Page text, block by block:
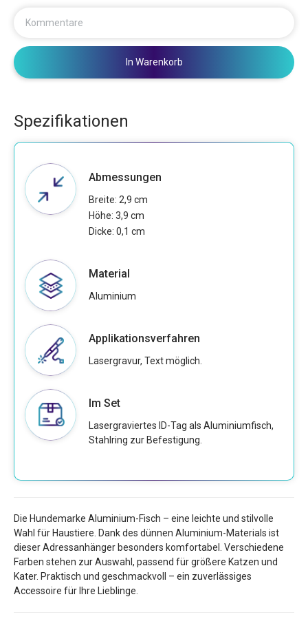
Kommentare
In Warenkorb
Spezifikationen
Abmessungen
Breite: 2,9 cm
Höhe: 3,9 cm
Dicke: 0,1 cm
Material
Aluminium
Applikationsverfahren
Lasergravur, Text möglich.
Im Set
Lasergraviertes ID-Tag als Aluminiumfisch,
Stahlring zur Befestigung.
Die Hundemarke Aluminium-Fisch – eine leichte und stilvolle
Wahl für Haustiere. Dank des dünnen Aluminium-Materials ist
dieser Adressanhänger besonders komfortabel. Verschiedene
Farben stehen zur Auswahl, passend für größere Katzen und
Kater. Praktisch und geschmackvoll – ein zuverlässiges
Accessoire für Ihre Lieblinge.